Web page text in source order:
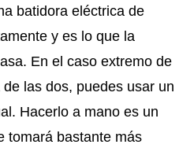
batidora eléctrica de
y es lo que la
En el caso extremo de
las dos, puedes usar un
Hacerlo a mano es un
tomará bastante más